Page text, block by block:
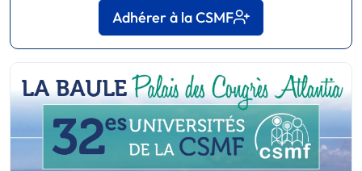
Adhérer à la CSMF